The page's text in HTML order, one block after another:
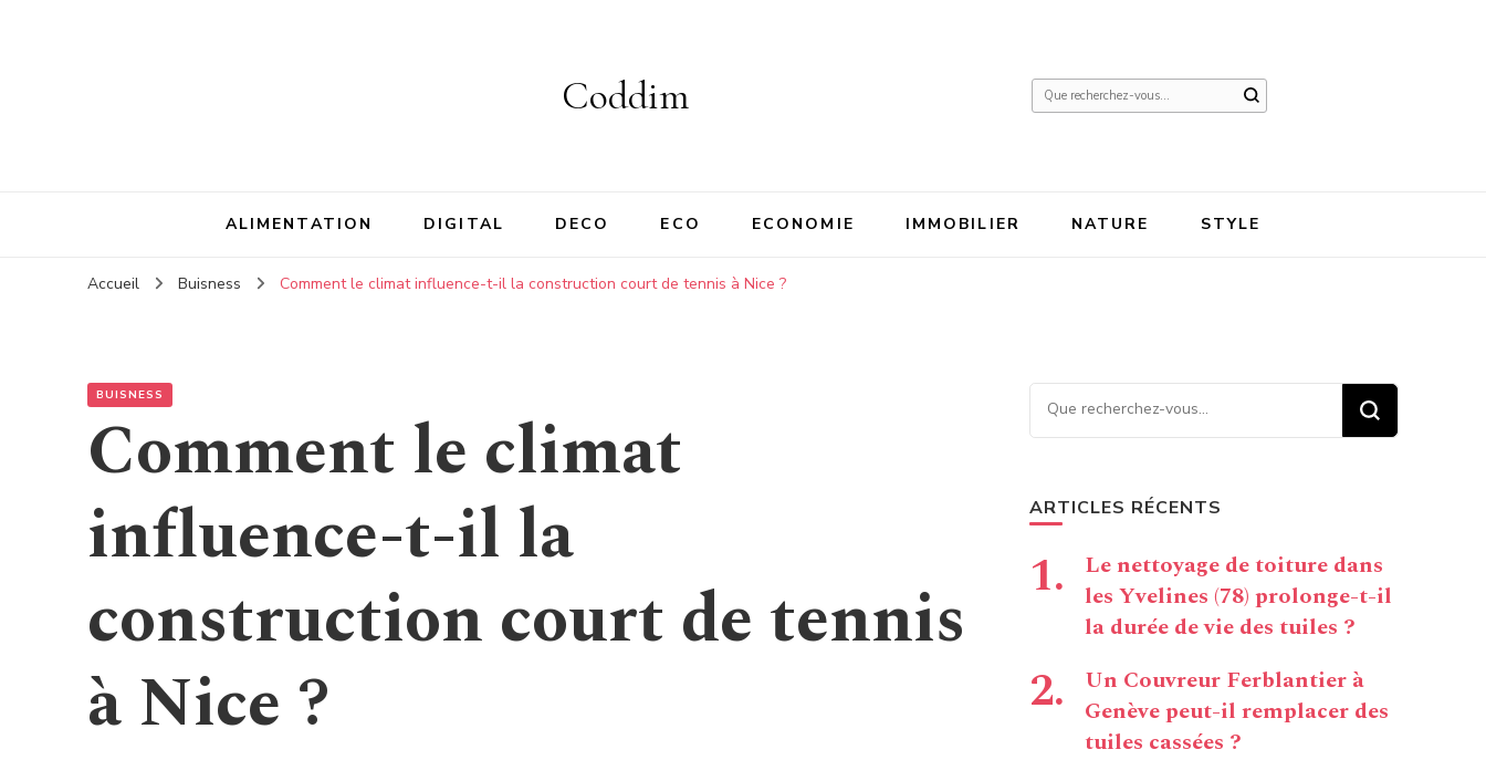
Coddim
Vous
ALIMENTATION DIGITAL DECO ECO ECONOMIE IMMOBILIER NATURE STYLE
Accueil Buisness Comment le climat influence-t-il la construction court de tennis à Nice ?
BUISNESS
Comment le climat
influence-t-il la
construction court de tennis
à Nice ?
Vous recherchiez quelque
chose ?
ARTICLES RÉCENTS
Le nettoyage de toiture dans
les Yvelines (78) prolonge-t-il
la durée de vie des tuiles ?
Un Couvreur Ferblantier à
Genève peut-il remplacer des
tuiles cassées ?